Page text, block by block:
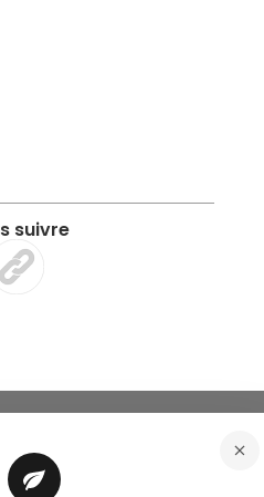
suivre